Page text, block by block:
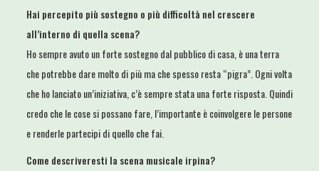
Hai percepito più sostegno o più difficoltà nel crescere
all’interno di quella scena?
Ho sempre avuto un forte sostegno dal pubblico di casa, è una terra
che potrebbe dare molto di più ma che spesso resta “pigra”. Ogni volta
che ho lanciato un’iniziativa, c’è sempre stata una forte risposta. Quindi
credo che le cose si possano fare, l’importante è coinvolgere le persone
e renderle partecipi di quello che fai.
Come descriveresti la scena musicale irpina?